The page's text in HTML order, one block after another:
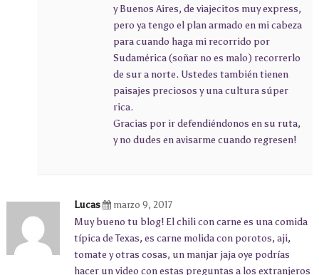
y Buenos Aires, de viajecitos muy express,
pero ya tengo el plan armado en mi cabeza
para cuando haga mi recorrido por
Sudamérica (soñar no es malo) recorrerlo
de sur a norte. Ustedes también tienen
paisajes preciosos y una cultura súper
rica.
Gracias por ir defendiéndonos en su ruta,
y no dudes en avisarme cuando regresen!
Lucas marzo 9, 2017
Muy bueno tu blog! El chili con carne es una comida
típica de Texas, es carne molida con porotos, aji,
tomate y otras cosas, un manjar jaja oye podrías
hacer un video con estas preguntas a los extranjeros